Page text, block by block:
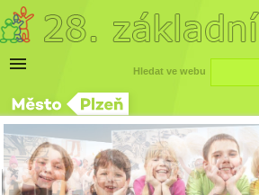
Hledat ve webu